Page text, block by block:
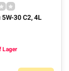
30 C2, 4L
Lager